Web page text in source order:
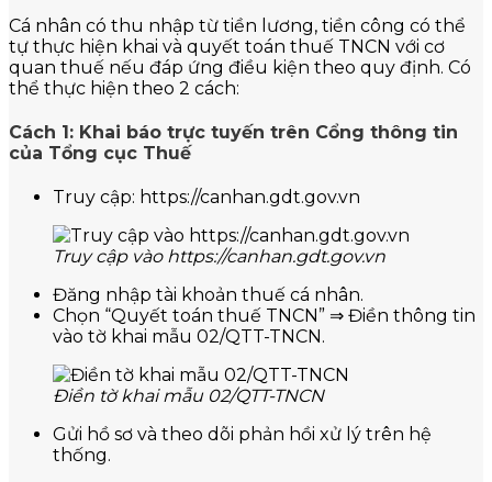
Cá nhân có thu nhập từ tiền lương, tiền công có thể
tự thực hiện khai và quyết toán thuế TNCN với cơ
quan thuế nếu đáp ứng điều kiện theo quy định. Có
thể thực hiện theo 2 cách:
Cách 1: Khai báo trực tuyến trên Cổng thông tin
của Tổng cục Thuế
Truy cập: https://canhan.gdt.gov.vn
Truy cập vào https://canhan.gdt.gov.vn
Đăng nhập tài khoản thuế cá nhân.
Chọn “Quyết toán thuế TNCN” ⇒ Điền thông tin
vào tờ khai mẫu 02/QTT-TNCN.
Điền tờ khai mẫu 02/QTT-TNCN
Gửi hồ sơ và theo dõi phản hồi xử lý trên hệ
thống.